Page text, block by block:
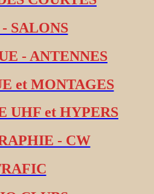
SALONS
- ANTENNES
et MONTAGES
UHF et HYPERS
- CW